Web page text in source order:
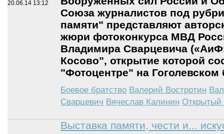
20.06.14 13:12
Союза журналистов под
памяти" представляют
жюри фотоконкурса МВД
Владимира Сварцевича
Косово", открытие которой
"Фотоцентре" на Гоголевском
Боевое братство Валерий Востротин
Сварцевич Вячеслав Калинин Открытый
Выставка памяти, чести и...